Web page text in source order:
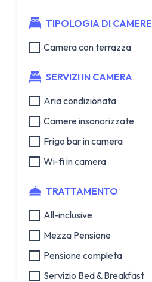
TIPOLOGIA DI CAMERE
Camera con terrazza
SERVIZI IN CAMERA
Aria condizionata
Camere insonorizzate
Frigo bar in camera
Wi-fi in camera
TRATTAMENTO
All-inclusive
Mezza Pensione
Pensione completa
Servizio Bed & Breakfast